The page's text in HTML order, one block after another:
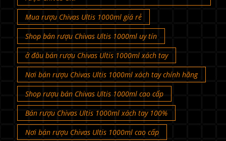
Mua rượu Chivas Ultis 1000ml giá rẻ
Shop bán rượu Chivas Ultis 1000ml uy tín
ở đâu bán rượu Chivas Ultis 1000ml xách tay
Nơi bán rượu Chivas Ultis 1000ml xách tay chính hãng
Shop rượu bán Chivas Ultis 1000ml cao cấp
Bán rượu Chivas Ultis 1000ml xách tay 100%
Nơi bán rượu Chivas Ultis 1000ml cao cấp